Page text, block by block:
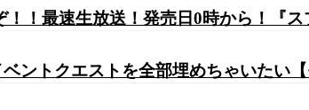
！最速生放送！発売日0時から！『ス
ントクエストを全部埋めちゃいたい【